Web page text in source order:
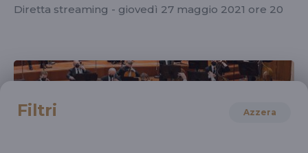
Diretta streaming - giovedì 27 maggio 2021 ore 20
Filtri Azzera